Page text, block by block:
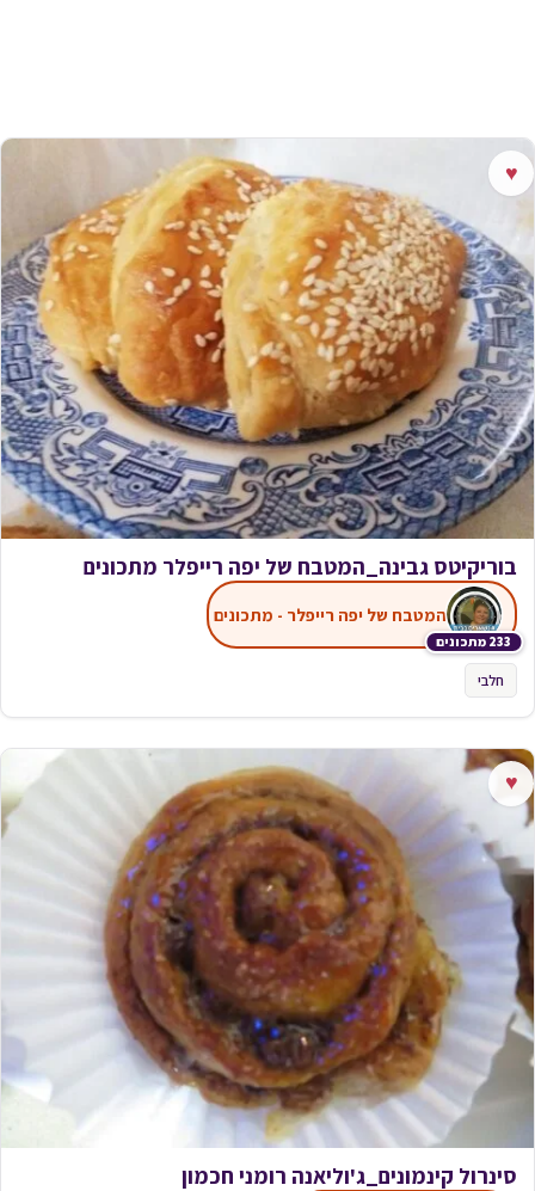
♥
בוריקיטס גבינה_המטבח של יפה רייפלר מתכונים
233 מתכונים
המטבח של יפה רייפלר - מתכונים
חלבי
♥
סינרול קינמונים_ג'וליאנה רומני חכמון